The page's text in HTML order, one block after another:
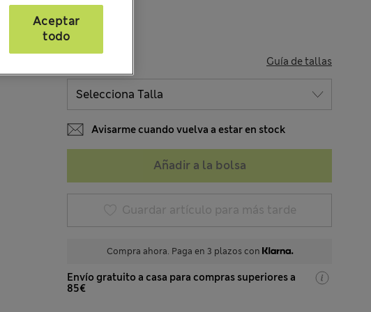
Guía de tallas
Avisarme cuando vuelva a estar en stock
Añadir a la bolsa
Guardar artículo para más tarde
Compra ahora. Paga en 3 plazos con
Envío gratuito a casa para compras superiores a
85€
Aceptar
todo